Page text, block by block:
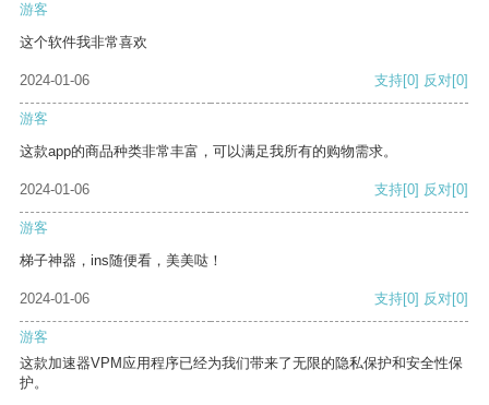
游客
这个软件我非常喜欢
2024-01-06 支持[0] 反对[0]
游客
这款app的商品种类非常丰富，可以满足我所有的购物需求。
2024-01-06 支持[0] 反对[0]
游客
梯子神器，ins随便看，美美哒！
2024-01-06 支持[0] 反对[0]
游客
这款加速器VPM应用程序已经为我们带来了无限的隐私保护和安全性保
护。